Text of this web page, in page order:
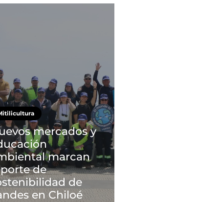
mercados y
marcan
de
de
en Chiloé